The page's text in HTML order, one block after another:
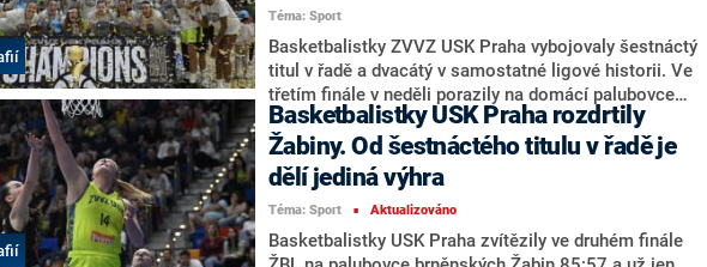
Téma: Sport
Basketbalistky ZVVZ USK Praha vybojovaly šestnáctý
titul v řadě a dvacátý v samostatné ligové historii. Ve
třetím finále v neděli porazily na domácí palubovce
Žabiny Brno 85:49 a sérii ovládly 3:0 na zápasy.
Sezonou prošly bez jediné porážky.
Basketbalistky USK Praha rozdrtily
Žabiny. Od šestnáctého titulu v řadě je
dělí jediná výhra
Téma: Sport ■ Aktualizováno
Basketbalistky USK Praha zvítězily ve druhém finále